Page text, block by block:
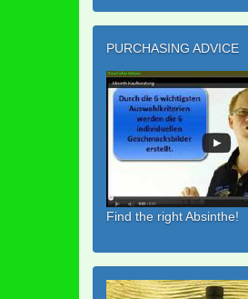
PURCHASING ADVICE
Find the right Absinthe!